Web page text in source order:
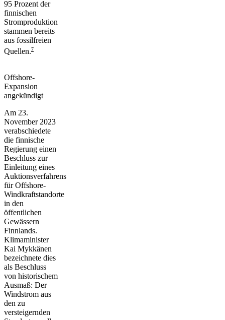
95 Prozent der
finnischen
Stromproduktion
stammen bereits
aus fossilfreien
Quellen.7
Offshore-
Expansion
angekündigt
Am 23.
November 2023
verabschiedete
die finnische
Regierung einen
Beschluss zur
Einleitung eines
Auktionsverfahrens
für Offshore-
Windkraftstandorte
in den
öffentlichen
Gewässern
Finnlands.
Klimaminister
Kai Mykkänen
bezeichnete dies
als Beschluss
von historischem
Ausmaß: Der
Windstrom aus
den zu
versteigernden